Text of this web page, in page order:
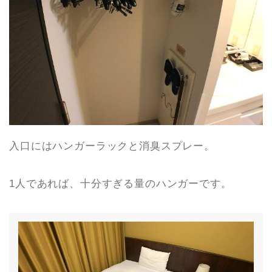
入口にはハンガーラックと消臭スプレー。
1人であれば、十分すぎる量のハンガーです。